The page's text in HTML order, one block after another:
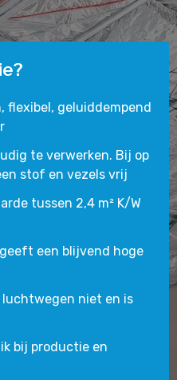
flexibel, geluiddempend
te verwerken. Bij op
stof en vezels vrij
tussen 2,4 m² K/W
een blijvend hoge
niet en is
bij productie en